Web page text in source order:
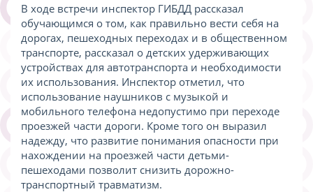
В ходе встречи инспектор ГИБДД рассказал
обучающимся о том, как правильно вести себя на
дорогах, пешеходных переходах и в общественном
транспорте, рассказал о детских удерживающих
устройствах для автотранспорта и необходимости
их использования. Инспектор отметил, что
использование наушников с музыкой и
мобильного телефона недопустимо при переходе
проезжей части дороги. Кроме того он выразил
надежду, что развитие понимания опасности при
нахождении на проезжей части детьми-
пешеходами позволит снизить дорожно-
транспортный травматизм.